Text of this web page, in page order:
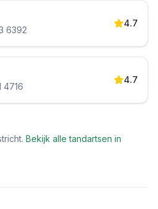
6392
4.7
4716
4.7
. Bekijk alle tandartsen in